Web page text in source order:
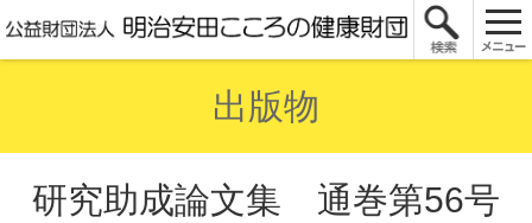
出版物
研究助成論文集 通巻第56号